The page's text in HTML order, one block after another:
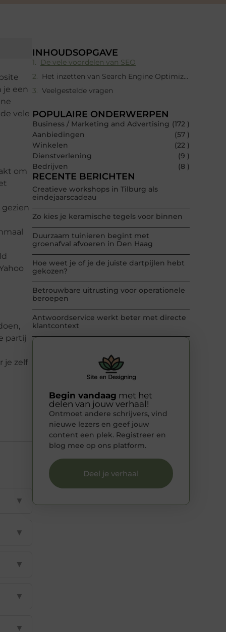
je een
vele
om
partij
je zelf
▼
▼
▼
▼
▼
INHOUDSOPGAVE
De vele voordelen van SEO
Het inzetten van Search Engine Optimization
Veelgestelde vragen
POPULAIRE ONDERWERPEN
Business / Marketing and Advertising (172 )
Aanbiedingen
(57 )
Winkelen
(22 )
Dienstverlening
(9 )
Bedrijven
(8 )
RECENTE BERICHTEN
Creatieve workshops in Tilburg als
eindejaarscadeau
Zo kies je keramische tegels voor binnen
Duurzaam tuinieren begint met
groenafval afvoeren in Den Haag
Hoe weet je of je de juiste dartpijlen hebt
gekozen?
Betrouwbare uitrusting voor operationele
beroepen
Antwoordservice werkt beter met directe
klantcontext
Begin vandaag met het
delen van jouw verhaal!
Ontmoet andere schrijvers, vind
nieuwe lezers en geef jouw
content een plek. Registreer en
blog mee op ons platform.
Deel je verhaal